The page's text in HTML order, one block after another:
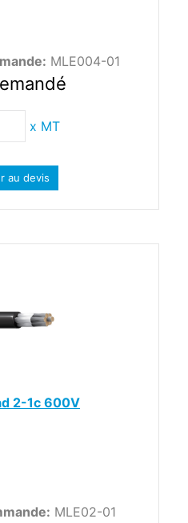
MLE004-01
x MT
au devis
2-1c 600V
MLE02-01